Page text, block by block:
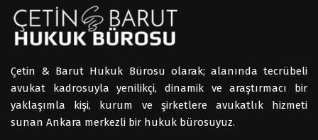
Çetin & Barut Hukuk Bürosu olarak; alanında tecrübeli
avukat kadrosuyla yenilikçi, dinamik ve araştırmacı bir
yaklaşımla kişi, kurum ve şirketlere avukatlık hizmeti
sunan Ankara merkezli bir hukuk bürosuyuz.